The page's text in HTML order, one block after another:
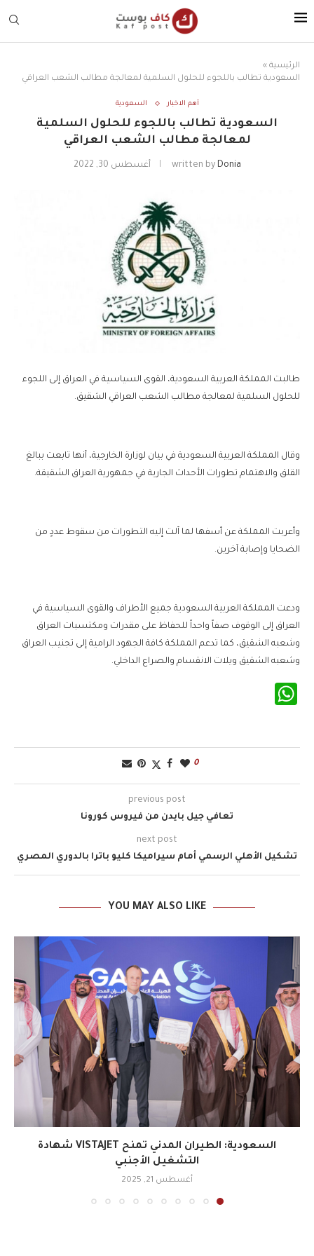
الرئيسية »
السعودية تطالب باللجوء للحلول السلمية لمعالجة مطالب الشعب العراقي
أهم الاخبار السعودية
السعودية تطالب باللجوء للحلول السلمية
لمعالجة مطالب الشعب العراقي
written by Donia أغسطس 30, 2022
طالبت المملكة العربية السعودية، القوى السياسية في العراق إلى اللجوء
للحلول السلمية لمعالجة مطالب الشعب العراقي الشقيق.
وقال المملكة العربية السعودية في بيان لوزارة الخارجية، أنها تابعت ببالغ
القلق والاهتمام تطورات الأحداث الجارية في جمهورية العراق الشقيقة.
وأعربت المملكة عن أسفها لما آلت إليه التطورات من سقوط عددٍ من
الضحايا وإصابة آخرين.
ودعت المملكة العربية السعودية جميع الأطراف والقوى السياسية في
العراق إلى الوقوف صفاً واحداً للحفاظ على مقدرات ومكتسبات العراق
وشعبه الشقيق، كما تدعم المملكة كافة الجهود الرامية إلى تجنيب العراق
وشعبه الشقيق ويلات الانقسام والصراع الداخلي.
0
previous post
تعافي جيل بايدن من فيروس كورونا
next post
تشكيل الأهلي الرسمي أمام سيراميكا كليو باترا بالدوري المصري
YOU MAY ALSO LIKE
السعودية: الطيران المدني تمنح VISTAJET شهادة
التشغيل الأجنبي
أغسطس 21, 2025